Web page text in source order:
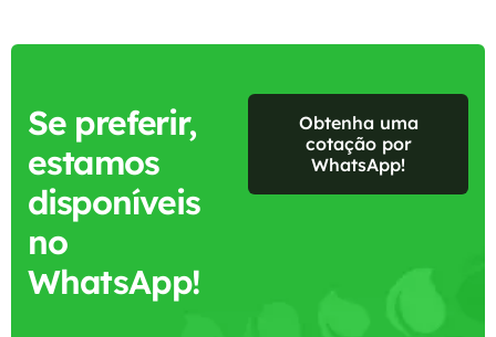
Se preferir,
estamos
disponíveis
no
WhatsApp!
Obtenha uma
cotação por
WhatsApp!